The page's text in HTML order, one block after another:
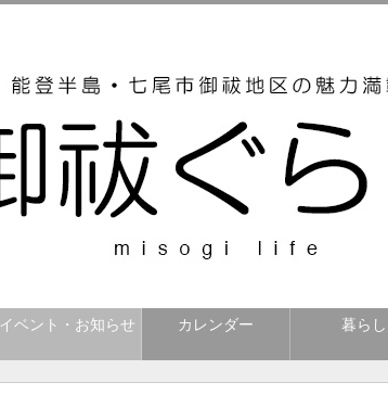
イベント・お知らせ カレンダー 暮らし